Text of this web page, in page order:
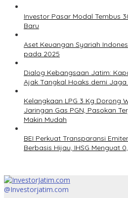
Investor Pasar Modal Tembus
Baru
Aset Keuangan Syariah
pada 2025
Dialog Kebangsaan Jatim:
Ajak Tangkal Hoaks demi Jaga
Kelangkaan LPG 3 Kg Dorong
Jaringan Gas PGN, Pasokan
Makin Mudah
BEI Perkuat Transparansi
Berbasis Hijau, IHSG Menguat
@Investorjatim.com